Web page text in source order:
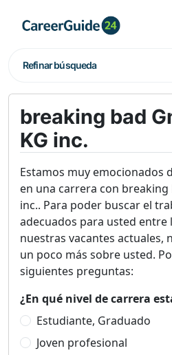
Refinar búsqueda
breaking bad
KG inc.
Estamos muy emocionados
en una carrera con breaking
inc.. Para poder buscar el
adecuados para usted
nuestras vacantes actuales,
un poco más sobre usted.
siguientes preguntas:
¿En qué nivel de carrera
Estudiante, Graduado
Joven profesional